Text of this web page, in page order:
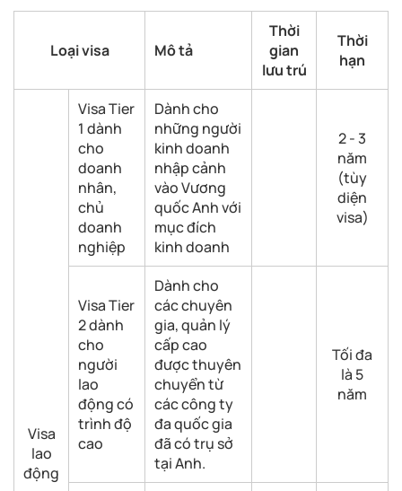
Loại visa Mô tả
Thời
gian
lưu trú
Thời
hạn
Visa
lao
động
Visa Tier
1 dành
cho
doanh
nhân,
chủ
doanh
nghiệp
Dành cho
những người
kinh doanh
nhập cảnh
vào Vương
quốc Anh với
mục đích
kinh doanh
2 - 3
năm
(tùy
diện
visa)
Visa Tier
2 dành
cho
người
lao
động có
trình độ
cao
Dành cho
các chuyên
gia, quản lý
cấp cao
được thuyên
chuyển từ
các công ty
đa quốc gia
đã có trụ sở
tại Anh.
Tối đa
là 5
năm